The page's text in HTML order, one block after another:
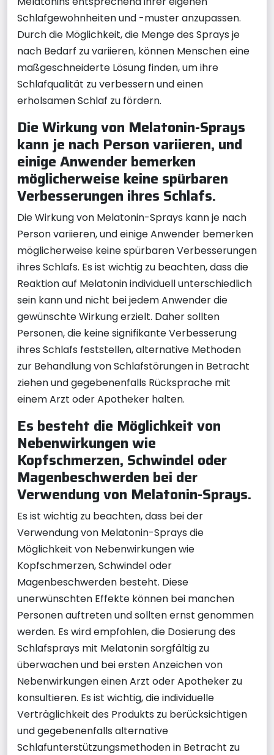
Schlafgewohnheiten und -muster anzupassen.
Durch die Möglichkeit, die Menge des Sprays je
nach Bedarf zu variieren, können Menschen eine
maßgeschneiderte Lösung finden, um ihre
Schlafqualität zu verbessern und einen
erholsamen Schlaf zu fördern.
Die Wirkung von Melatonin-Sprays
kann je nach Person variieren, und
einige Anwender bemerken
möglicherweise keine spürbaren
Verbesserungen ihres Schlafs.
Die Wirkung von Melatonin-Sprays kann je nach
Person variieren, und einige Anwender bemerken
möglicherweise keine spürbaren Verbesserungen
ihres Schlafs. Es ist wichtig zu beachten, dass die
Reaktion auf Melatonin individuell unterschiedlich
sein kann und nicht bei jedem Anwender die
gewünschte Wirkung erzielt. Daher sollten
Personen, die keine signifikante Verbesserung
ihres Schlafs feststellen, alternative Methoden
zur Behandlung von Schlafstörungen in Betracht
ziehen und gegebenenfalls Rücksprache mit
einem Arzt oder Apotheker halten.
Es besteht die Möglichkeit von
Nebenwirkungen wie
Kopfschmerzen, Schwindel oder
Magenbeschwerden bei der
Verwendung von Melatonin-Sprays.
Es ist wichtig zu beachten, dass bei der
Verwendung von Melatonin-Sprays die
Möglichkeit von Nebenwirkungen wie
Kopfschmerzen, Schwindel oder
Magenbeschwerden besteht. Diese
unerwünschten Effekte können bei manchen
Personen auftreten und sollten ernst genommen
werden. Es wird empfohlen, die Dosierung des
Schlafsprays mit Melatonin sorgfältig zu
überwachen und bei ersten Anzeichen von
Nebenwirkungen einen Arzt oder Apotheker zu
konsultieren. Es ist wichtig, die individuelle
Verträglichkeit des Produkts zu berücksichtigen
und gegebenenfalls alternative
Schlafunterstützungsmethoden in Betracht zu